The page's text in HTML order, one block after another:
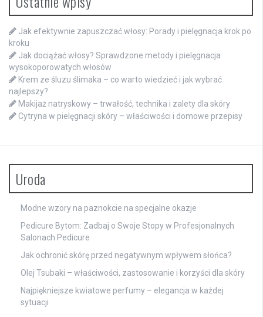
Jak efektywnie zapuszczać włosy: Porady i pielęgnacja krok po
kroku
Jak dociążać włosy? Sprawdzone metody i pielęgnacja
wysokoporowatych włosów
Krem ze śluzu ślimaka – co warto wiedzieć i jak wybrać
najlepszy?
Makijaż natryskowy – trwałość, technika i zalety dla skóry
Cytryna w pielęgnacji skóry – właściwości i domowe przepisy
Uroda
Modne wzory na paznokcie na specjalne okazje
Pedicure Bytom: Zadbaj o Swoje Stopy w Profesjonalnych
Salonach Pedicure
Jak ochronić skórę przed negatywnym wpływem słońca?
Olej Tsubaki – właściwości, zastosowanie i korzyści dla skóry
Najpiękniejsze kwiatowe perfumy – elegancja w każdej
sytuacji